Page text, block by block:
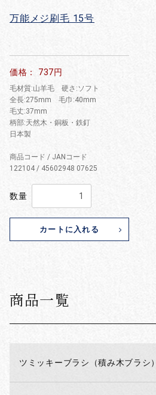
商品一覧
ツミッキーブラシ（積み木ブラシ）
万能メジ刷毛 15号
価格： 737円
毛材質:山羊毛 硬さ:ソフト
全長:275mm 毛巾:40mm
毛丈:37mm
柄部:天然木・銅板・鉄釘
日本製
商品コード / JANコード
122104 / 45602948 07625
数量
カートに入れる